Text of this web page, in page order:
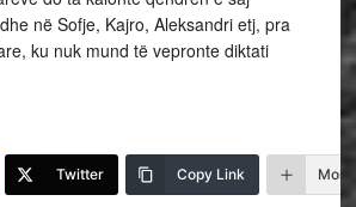
në Sofje, Kajro, Aleksandri etj, pra
ku nuk mund të vepronte diktati
Twitter Copy Link More